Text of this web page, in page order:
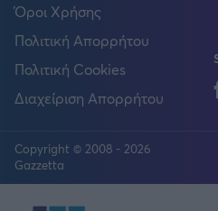
Όροι Χρήσης
Πολιτική Απορρήτου
Πολιτική Cookies
Διαχείριση Απορρήτου
Copyright © 2008 - 2026
Gazzetta